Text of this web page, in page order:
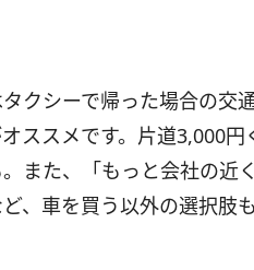
クシーで帰った場合の交
ススメです。片道3,000
また、「もっと会社の近
、車を買う以外の選択肢